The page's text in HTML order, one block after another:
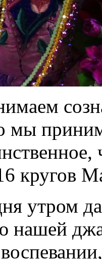
мы
кругов
утром
нашей